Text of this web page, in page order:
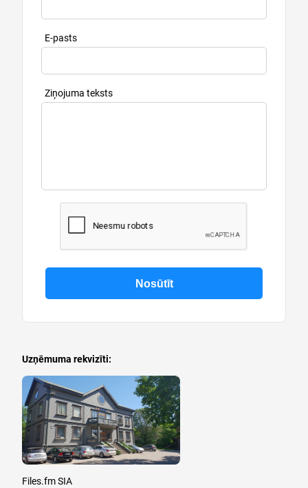
E-pasts
Ziņojuma teksts
Uzņēmuma rekvizīti:
Files.fm SIA